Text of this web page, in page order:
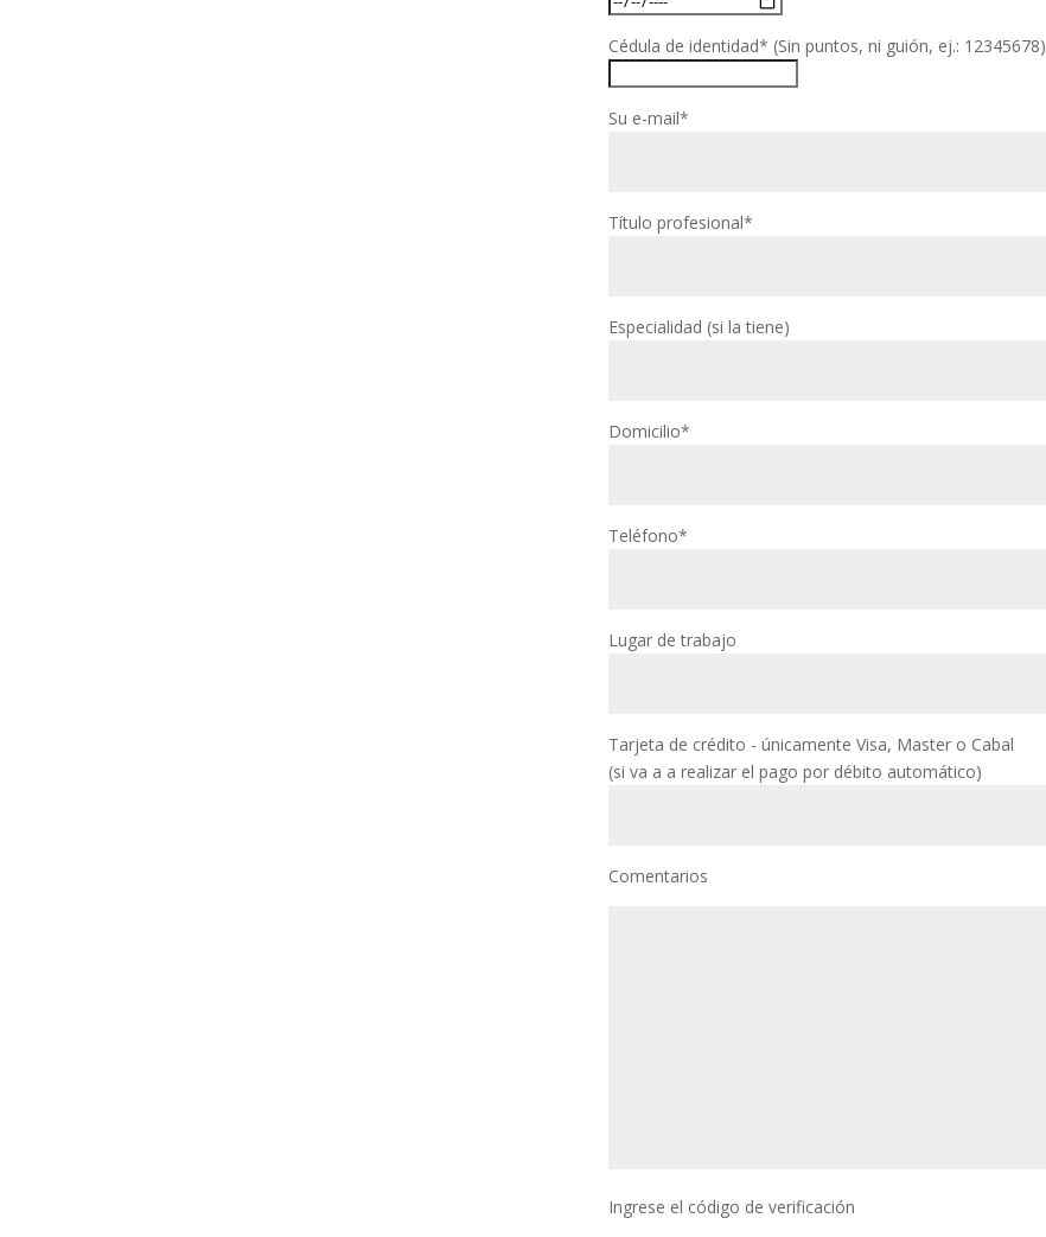
Cédula de identidad* (Sin puntos, ni guión, ej.: 12345678)
Su e-mail*
Título profesional*
Especialidad (si la tiene)
Domicilio*
Teléfono*
Lugar de trabajo
Tarjeta de crédito - únicamente Visa, Master o Cabal
(si va a a realizar el pago por débito automático)
Comentarios
Ingrese el código de verificación